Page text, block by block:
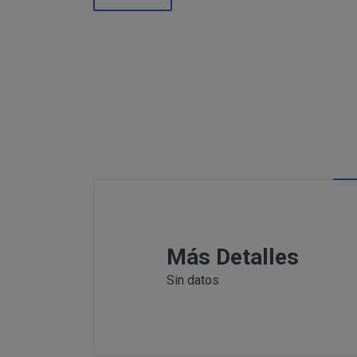
Más Detalles
Sin datos
encuentra la
Sábado:
Todas las
eficaces, a
DESISTIMIENTO